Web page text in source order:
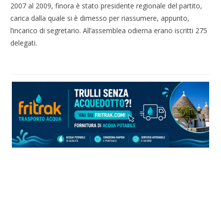
2007 al 2009, finora è stato presidente regionale del partito,
carica dalla quale si è dimesso per riassumere, appunto,
l’incarico di segretario. All’assemblea odierna erano iscritti 275
delegati.